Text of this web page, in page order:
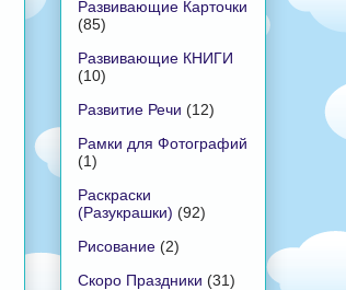
Развивающие Карточки
(85)
Развивающие КНИГИ
(10)
Развитие Речи (12)
Рамки для Фотографий
(1)
Раскраски
(Разукрашки) (92)
Рисование (2)
Скоро Праздники (31)